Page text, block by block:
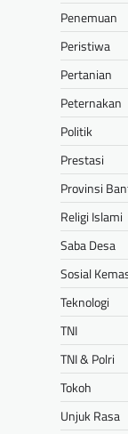
Penemuan
Peristiwa
Pertanian
Peternakan
Politik
Prestasi
Provinsi
Religi Islami
Saba Desa
Sosial
Teknologi
TNI
TNI & Polri
Tokoh
Unjuk Rasa